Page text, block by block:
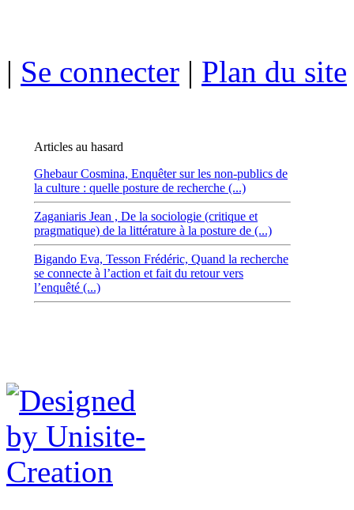
| Se connecter | Plan du site
Articles au hasard
Ghebaur Cosmina, Enquêter sur les non-publics de
la culture : quelle posture de recherche (...)
Zaganiaris Jean , De la sociologie (critique et
pragmatique) de la littérature à la posture de (...)
Bigando Eva, Tesson Frédéric, Quand la recherche
se connecte à l’action et fait du retour vers
l’enquêté (...)